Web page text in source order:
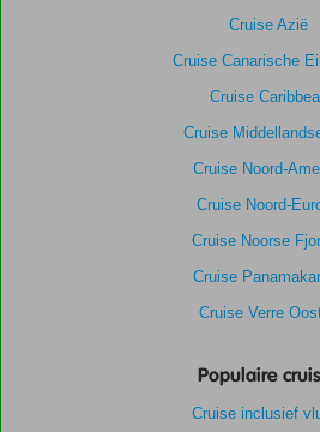
Cruise Azië
Cruise Canarische
Cruise
Cruise
Cruise Noord-
Cruise Noord-
Cruise Noorse
Cruise
Cruise Verre
Populaire
Cruise inclusief